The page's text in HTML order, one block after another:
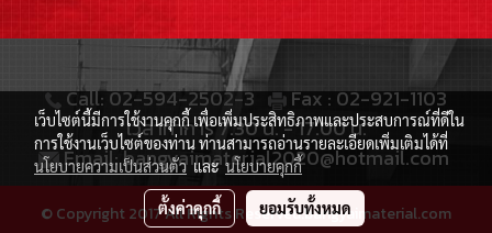
Call: 02-594-2502-3
Fax : 02-921-1103
เวลาทำการ 7.30 น. - 17.00 น.
Email: bangyaimaterial2020@hotmail.com
© Copyright 2017 All Rights Reserved.bangyaimaterial.com
เว็บไซต์นี้มีการใช้งานคุกกี้ เพื่อเพิ่มประสิทธิภาพและประสบการณ์ที่ดีใน
การใช้งานเว็บไซต์ของท่าน ท่านสามารถอ่านรายละเอียดเพิ่มเติมได้ที่
นโยบายความเป็นส่วนตัวและนโยบายคุกกี้
ตั้งค่าคุกกี้ ยอมรับทั้งหมด